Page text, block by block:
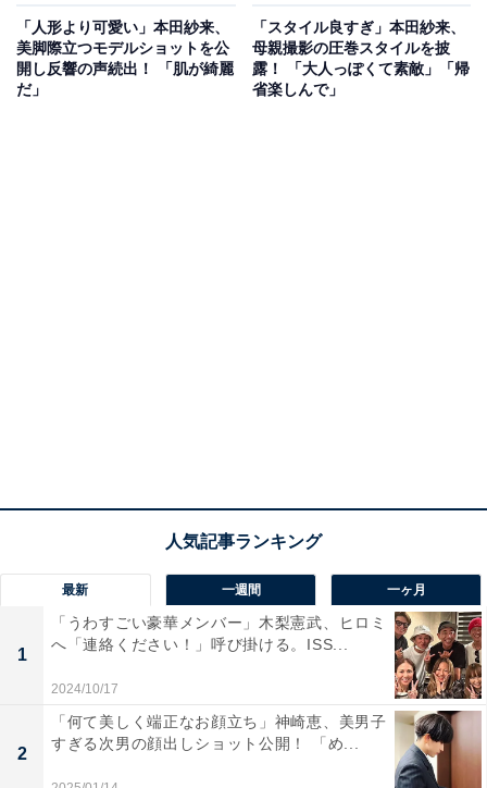
「人形より可愛い」本田紗来、
美脚際立つモデルショットを公
開し反響の声続出！ 「肌が綺麗
だ」
「スタイル良すぎ」本田紗来、
母親撮影の圧巻スタイルを披
露！ 「大人っぽくて素敵」「帰
省楽しんで」
最新 一週間 一ヶ月
1
「うわすごい豪華メンバー」木梨憲武、ヒロミ
へ「連絡ください！」呼び掛ける。ISS...
2024/10/17
2
「何て美しく端正なお顔立ち」神崎恵、美男子
すぎる次男の顔出しショット公開！ 「め...